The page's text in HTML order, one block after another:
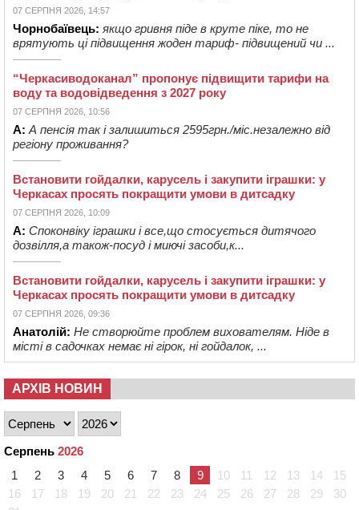
07 СЕРПНЯ 2026, 14:57
Чорнобаївець: якщо гривня піде в круте піке, то не
врятують ці підвищення жоден тариф- підвищений чи ...
“Черкасиводоканал” пропонує підвищити тарифи на
воду та водовідведення з 2027 року
07 СЕРПНЯ 2026, 10:56
А: А пенсія так і залишиться 2595грн./міс.незалежно від
регіону проживання?
Встановити гойдалки, карусель і закупити іграшки: у
Черкасах просять покращити умови в дитсадку
07 СЕРПНЯ 2026, 10:09
А: Споконвіку іграшки і все,що стосується дитячого
дозвілля,а також-посуд і миючі засоби,к...
Встановити гойдалки, карусель і закупити іграшки: у
Черкасах просять покращити умови в дитсадку
07 СЕРПНЯ 2026, 09:36
Анатолій: Не створюйте проблем вихователям. Ніде в
місті в садочках немає ні гірок, ні гойдалок, ...
АРХІВ НОВИН
Серпень 2026
1
2 3 4 5 6 7 8 9 10 11 12 13 14
15
16
17 18 19 20 21 22 23 24 25 26 27 28 29
30